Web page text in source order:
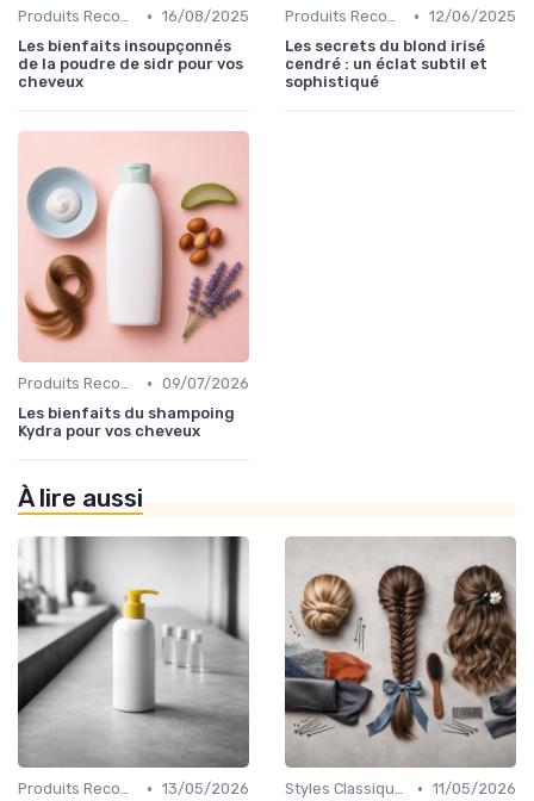
Produits Recommandés • 16/08/2025
Les bienfaits insoupçonnés
de la poudre de sidr pour vos
cheveux
Produits Recommandés • 12/06/2025
Les secrets du blond irisé
cendré : un éclat subtil et
sophistiqué
Produits Recommandés • 09/07/2026
Les bienfaits du shampoing
Kydra pour vos cheveux
À lire aussi
Produits Recommandés • 13/05/2026
Styles Classiques • 11/05/2026